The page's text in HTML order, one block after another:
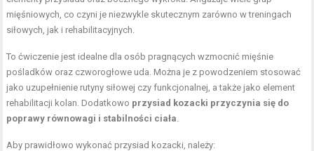
mięśniowych, co czyni je niezwykle skutecznym zarówno w treningach
siłowych, jak i rehabilitacyjnych.
To ćwiczenie jest idealne dla osób pragnących wzmocnić mięśnie
pośladków oraz czworogłowe uda. Można je z powodzeniem stosować
jako uzupełnienie rutyny siłowej czy funkcjonalnej, a także jako element
rehabilitacji kolan. Dodatkowo przysiad kozacki przyczynia się do
poprawy równowagi i stabilności ciała
Aby prawidłowo wykonać przysiad kozacki, należy: